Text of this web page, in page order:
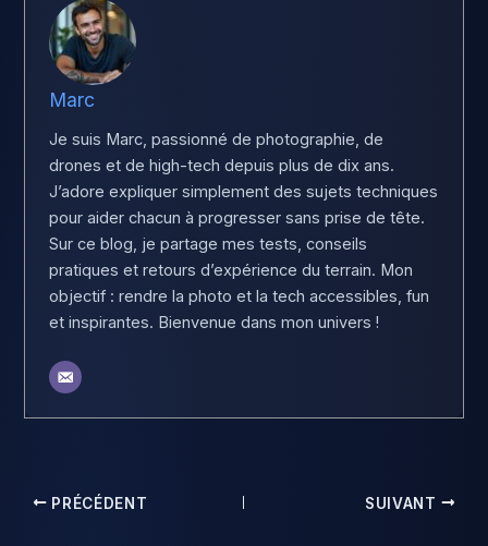
Marc
Je suis Marc, passionné de photographie, de
drones et de high-tech depuis plus de dix ans.
J’adore expliquer simplement des sujets techniques
pour aider chacun à progresser sans prise de tête.
Sur ce blog, je partage mes tests, conseils
pratiques et retours d’expérience du terrain. Mon
objectif : rendre la photo et la tech accessibles, fun
et inspirantes. Bienvenue dans mon univers !
PRÉCÉDENT SUIVANT